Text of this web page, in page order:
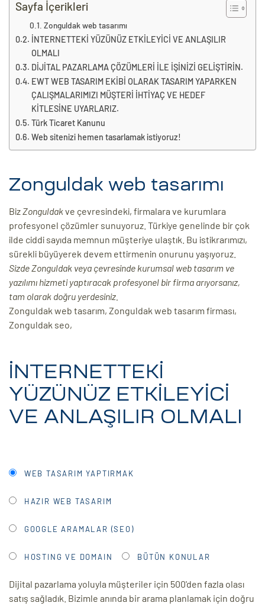
Sayfa İçerikleri
Zonguldak web tasarımı
İNTERNETTEKİ YÜZÜNÜZ ETKİLEYİCİ VE ANLAŞILIR
OLMALI
DİJİTAL PAZARLAMA ÇÖZÜMLERİ İLE İŞİNİZİ GELİŞTİRİN.
EWT WEB TASARIM EKİBİ OLARAK TASARIM YAPARKEN
ÇALIŞMALARIMIZI MÜŞTERİ İHTİYAÇ VE HEDEF
KİTLESİNE UYARLARIZ.
Türk Ticaret Kanunu
Web sitenizi hemen tasarlamak istiyoruz!
Zonguldak web tasarımı
BizZonguldakve çevresindeki, firmalara ve kurumlara
profesyonel çözümler sunuyoruz. Türkiye genelinde bir çok
ilde ciddi sayıda memnun müşteriye ulaştık. Bu istikrarımızı,
sürekli büyüyerek devem ettirmenin onurunu yaşıyoruz.
Sizde Zonguldak veya çevresinde kurumsal web tasarım ve
yazılımı hizmeti yaptıracak profesyonel bir firma arıyorsanız,
tam olarak doğru yerdesiniz.
Zonguldak web tasarım, Zonguldak web tasarım firması,
Zonguldak seo,
İNTERNETTEKİ
YÜZÜNÜZ ETKİLEYİCİ
VE ANLAŞILIR OLMALI
WEB TASARIM YAPTIRMAK
HAZIR WEB TASARIM
GOOGLE ARAMALAR (SEO)
HOSTING VE DOMAIN BÜTÜN KONULAR
Dijital pazarlama yoluyla müşteriler için 500'den fazla olası
satış sağladık. Bizimle anında bir arama planlamak için doğru